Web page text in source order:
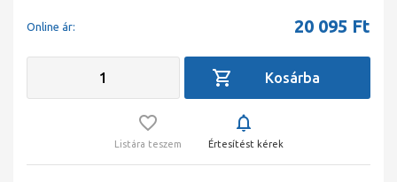
Online ár: 20 095 Ft
Listára teszem Értesítést kérek